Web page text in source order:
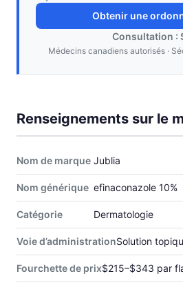
Obtenir une
Consultation :
Médecins canadiens autorisés ·
Renseignements sur le
Nom de marque Jublia
Nom générique efinaconazole 10%
Catégorie Dermatologie
Voie d’administrationSolution
Fourchette de prix$215–$343 par